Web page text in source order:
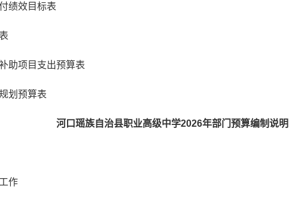
绩效目标表
助项目支出预算表
划预算表
河口瑶族自治县职业高级中学2026年部门预算编制说明
作